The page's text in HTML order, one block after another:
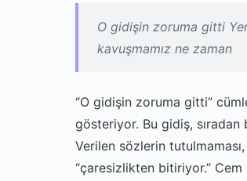
O gidişin zoruma gitti
kavuşmamız ne zaman
“O gidişin zoruma gitti”
gösteriyor. Bu gidiş, sıradan
Verilen sözlerin
“çaresizlikten bitiriyor.” Cem